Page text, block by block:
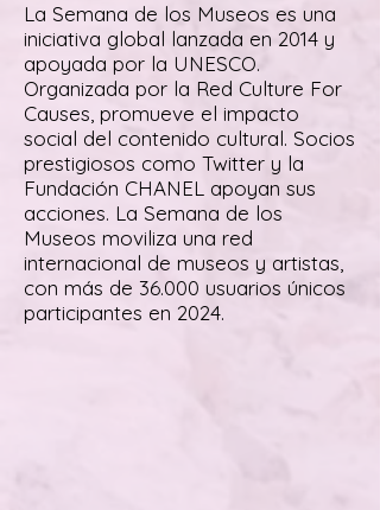
La Semana de los Museos es una
iniciativa global lanzada en 2014 y
apoyada por la UNESCO.
Organizada por la Red Culture For
Causes, promueve el impacto
social del contenido cultural. Socios
prestigiosos como Twitter y la
Fundación CHANEL apoyan sus
acciones. La Semana de los
Museos moviliza una red
internacional de museos y artistas,
con más de 36.000 usuarios únicos
participantes en 2024.